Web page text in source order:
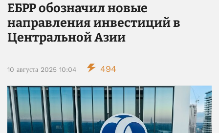
ЕБРР обозначил новые
направления инвестиций в
Центральной Азии
10 августа 2025 10:04 494